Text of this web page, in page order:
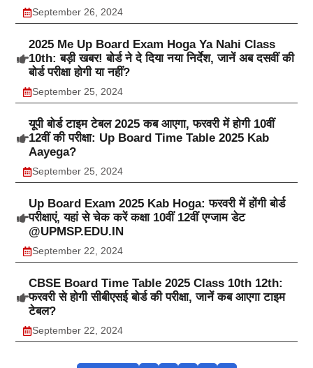
September 26, 2024
2025 Me Up Board Exam Hoga Ya Nahi Class
10th: बड़ी खबर! बोर्ड ने दे दिया नया निर्देश, जानें अब दसवीं की
बोर्ड परीक्षा होगी या नहीं?
September 25, 2024
यूपी बोर्ड टाइम टेबल 2025 कब आएगा, फरवरी में होगी 10वीं
12वीं की परीक्षा: Up Board Time Table 2025 Kab
Aayega?
September 25, 2024
Up Board Exam 2025 Kab Hoga: फरवरी में होंगी बोर्ड
परीक्षाएं, यहां से चेक करें कक्षा 10वीं 12वीं एग्जाम डेट
@UPMSP.EDU.IN
September 22, 2024
CBSE Board Time Table 2025 Class 10th 12th:
फरवरी से होगी सीबीएसई बोर्ड की परीक्षा, जानें कब आएगा टाइम
टेबल?
September 22, 2024